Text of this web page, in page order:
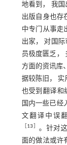
地看到， 我
出版自身也存
中专门从事走
出家， 对国
员极度匮乏，
方面的资讯库
据较陈旧， 实
也受到翻译和
国内一些已经
文翻译中误
13
。针对
面的做法或许